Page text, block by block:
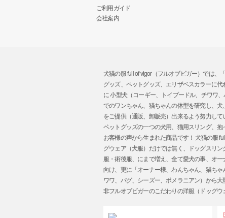
ご利用ガイド
会社案内
犬猫の服 full of vigor（フルオブビガー）では
グッズ、ペットグッズ、エリザベスカラーに
に 小型犬（コーギー、トイプードル、チワワ
でのワンちゃん、猫ちゃんの体型を研究し、
をご提供（通販、卸販売）出来るよう努力し
ペットグッズの一つの犬用、猫用スリング、
お客様の声から生まれた商品です！ 犬猫の服
グウェア（犬服）だけでは無く、ドッグスリ
服・術後服、にまで増え、全て愛犬の事、オ
向け、更に「オーナー様、わんちゃん、猫ち
ワワ、パグ、シーズー、ポメラニアン）から
非フルオブビガーのこだわりの洋服（ドッグ